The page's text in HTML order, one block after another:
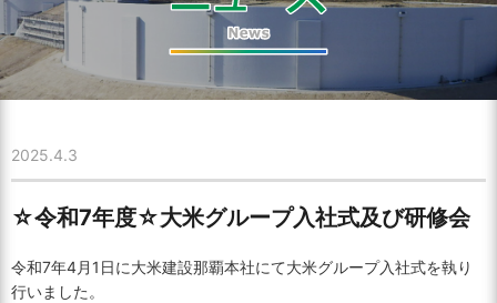
2025.4.3
☆令和7年度☆大米グループ入社式及び研修会
令和7年4月1日に大米建設那覇本社にて大米グループ入社式を執り
行いました。